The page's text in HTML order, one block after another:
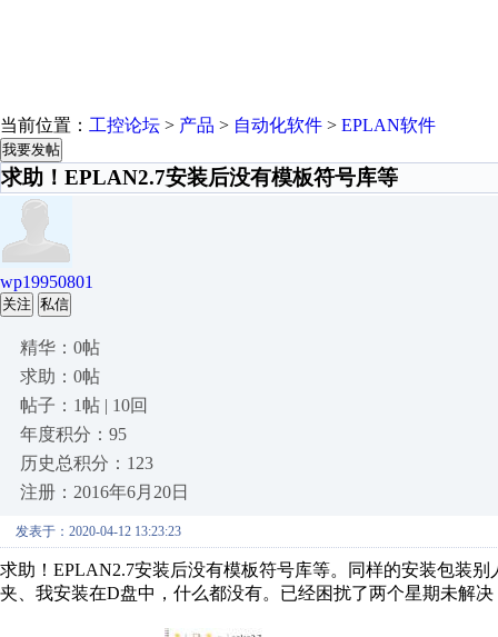
当前位置： 工控论坛 > 产品 > 自动化软件 > EPLAN软件
我要发帖
求助！EPLAN2.7安装后没有模板符号库等
wp19950801
关注 私信
精华：0帖
求助：0帖
帖子：1帖 | 10回
年度积分：95
历史总积分：123
注册：2016年6月20日
发表于：2020-04-12 13:23:23
求助！EPLAN2.7安装后没有模板符号库等。同样的安装包装
夹、我安装在D盘中，什么都没有。已经困扰了两个星期未解